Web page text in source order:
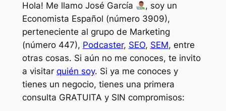
Hola! Me llamo José García
, soy un
Economista Español (número 3909),
perteneciente al grupo de Marketing
(número 447), Podcaster, SEO, SEM, entre
otras cosas. Si aún no me conoces, te invito
a visitar quién soy. Si ya me conoces y
tienes un negocio, tienes una primera
consulta GRATUITA y SIN compromisos: